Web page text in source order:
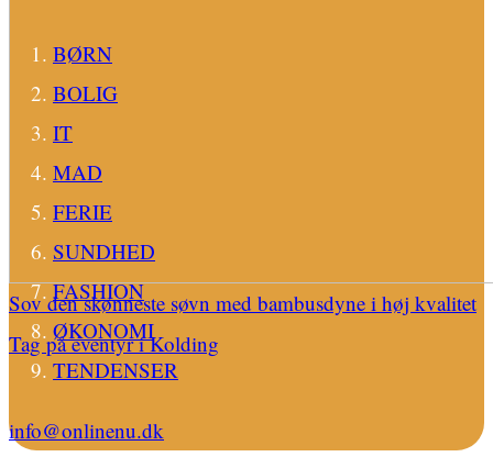
Sov den skønneste søvn med bambusdyne i høj kvalitet
Tag på eventyr i Kolding
BØRN
BOLIG
IT
MAD
FERIE
SUNDHED
FASHION
ØKONOMI
TENDENSER
info@onlinenu.dk